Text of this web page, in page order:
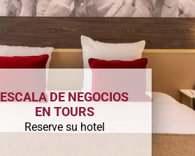
ESCALA DE NEGOCIOS
EN TOURS
Reserve su hotel